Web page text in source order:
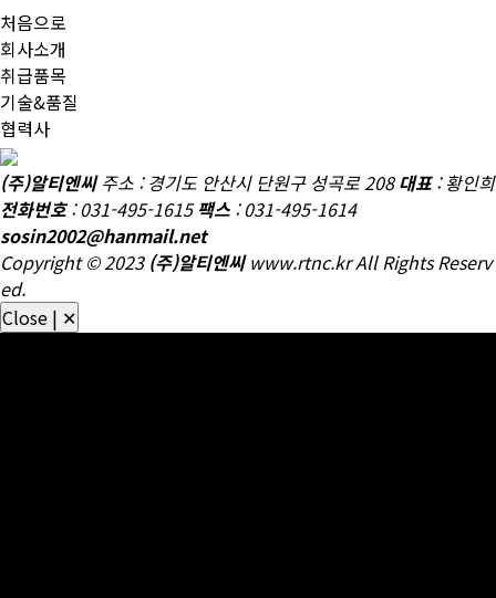
처음으로
회사소개
취급품목
기술&품질
협력사
철도 차량 부품, 고속철도용 부품, 댐퍼, 안전밸브, 압력스위치, 차압
변, 억압변, 감압변, 용하중변 등
(주)알티엔씨주소 : 경기도 안산시 단원구 성곡로 208대표: 황인희
전화번호: 031-495-1615팩스 : 031-495-1614
sosin2002@hanmail.net
Copyright © 2023 (주)알티엔씨www.rtnc.kr All Rights Reserv
ed.
Close | ✕